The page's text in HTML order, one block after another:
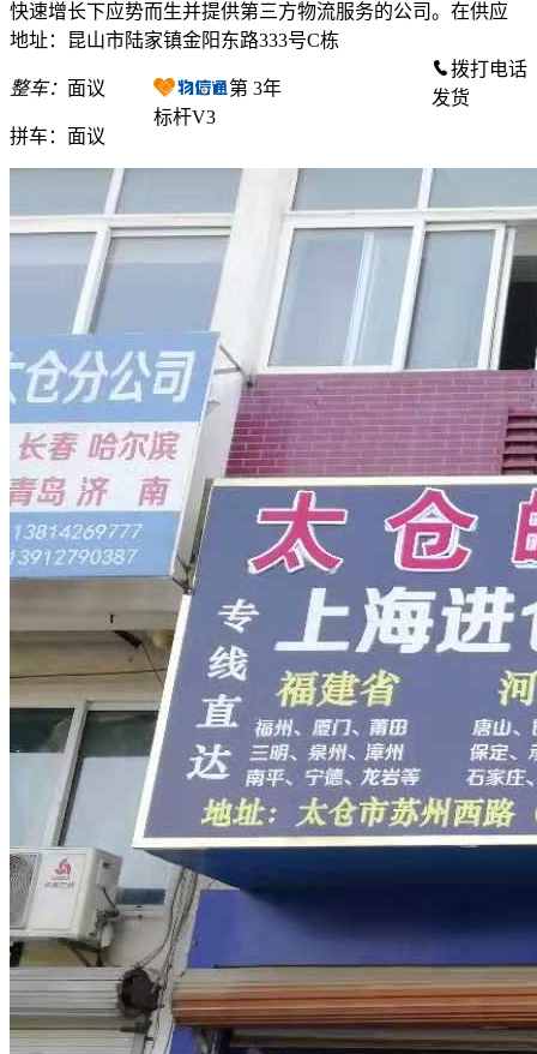
快速增长下应势而生并提供第三方物流服务的公司。在供应
地址：昆山市陆家镇金阳东路333号C栋
整车： 面议
拼车： 面议
第 3年
标杆V3
拨打电话
发货